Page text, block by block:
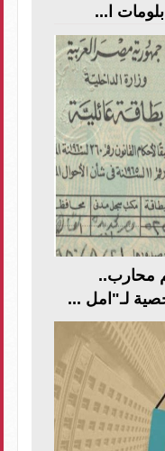
ا...
محارب..
لـ"امل ...